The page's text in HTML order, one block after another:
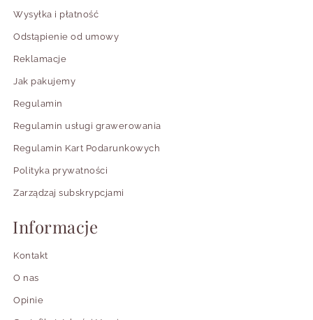
Wysyłka i płatność
Odstąpienie od umowy
Reklamacje
Jak pakujemy
Regulamin
Regulamin usługi grawerowania
Regulamin Kart Podarunkowych
Polityka prywatności
Zarządzaj subskrypcjami
Informacje
Kontakt
O nas
Opinie